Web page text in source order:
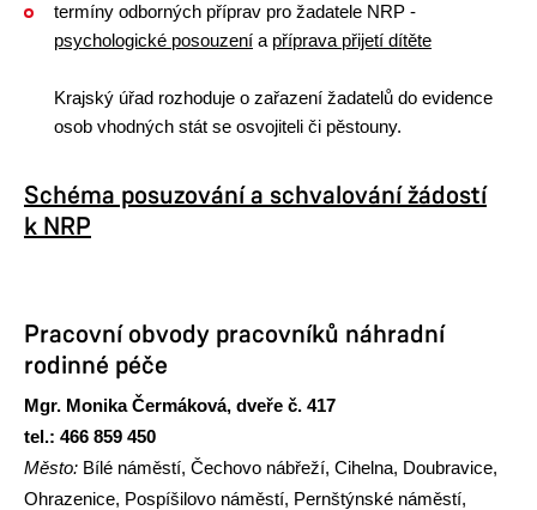
termíny odborných příprav pro žadatele NRP -
psychologické posouzení a příprava přijetí dítěte
Krajský úřad rozhoduje o zařazení žadatelů do evidence
osob vhodných stát se osvojiteli či pěstouny.
Schéma posuzování a schvalování žádostí
k NRP
Pracovní obvody pracovníků náhradní
rodinné péče
Mgr. Monika Čermáková, dveře č. 417
tel.: 466 859 450
Město: Bílé náměstí, Čechovo nábřeží, Cihelna, Doubravice,
Ohrazenice, Pospíšilovo náměstí, Pernštýnské náměstí,